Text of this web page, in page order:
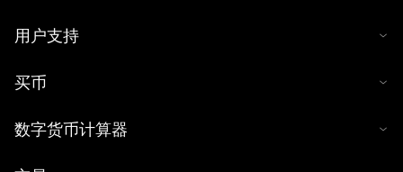
用户支持
买币
数字货币计算器